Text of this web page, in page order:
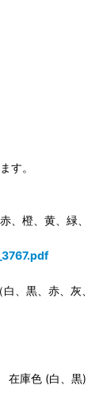
す。
橙、黄、緑、
黒、赤、灰、
庫色 (白、黒)